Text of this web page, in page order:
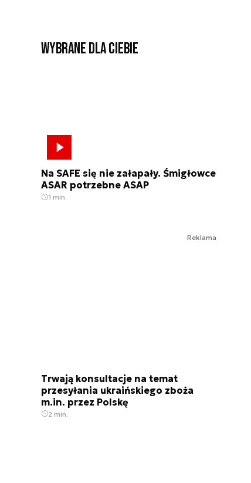
Wybrane dla Ciebie
Na SAFE się nie załapały. Śmigłowce
ASAR potrzebne ASAP
1 min.
Reklama
Trwają konsultacje na temat
przesyłania ukraińskiego zboża
m.in. przez Polskę
2 min.